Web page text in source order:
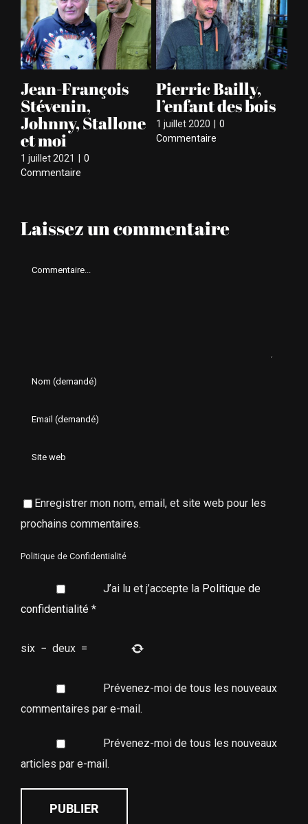
Jean-François
Stévenin,
Johnny, Stallone
et moi
1 juillet 2021
0
Commentaire
Pierric Bailly,
l’enfant des bois
1 juillet 2020
0
Commentaire
Laissez un commentaire
Comment
Enregistrer mon nom, email, et site web pour les
prochains commentaires.
Politique de Confidentialité
J’ai lu et j’accepte la Politique de
confidentialité *
six − deux =
Prévenez-moi de tous les nouveaux
commentaires par e-mail.
Prévenez-moi de tous les nouveaux
articles par e-mail.